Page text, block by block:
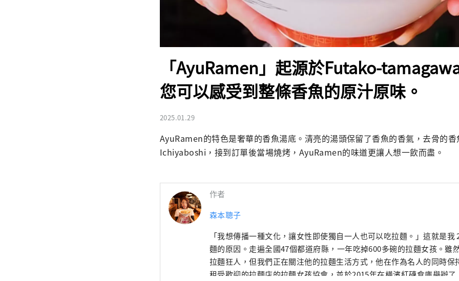
「AyuRamen」起源於Futako-
您可以感受到整條香魚的原汁原味。
2025.01.29
AyuRamen的特色是奢華的香魚湯底。清亮的湯頭保留了香魚的香氣，去骨的
Ichiyaboshi，接到訂單後當場燒烤，AyuRamen的味道更讓人想一飲而盡。
作者
森本聰子
「我想傳播一種文化，讓女性即使獨自一人也可以吃拉麵。」這就是我
麵的原因。走遍全國47個都道府縣，一年吃掉600多碗的拉麵女孩。雖
拉麵狂人，但我們正在關注他的拉麵生活方式，他在作為名人的同時保
租受歡迎的拉麵店的拉麵女孩協會，並於2015年在橫濱紅磚倉庫舉辦